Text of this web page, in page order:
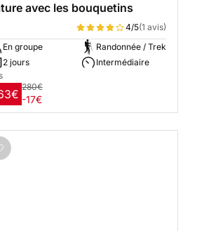
avec les bouquetins
4/5(1 avis)
En groupe
2 jours
Randonnée / Trek
Intermédiaire
280€
-17€